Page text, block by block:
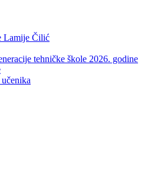
Lamije Čilić
tehničke škole 2026. godine